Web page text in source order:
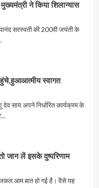
ने किया शिलान्यास
सरस्वती की 200वी जयंती के
स्वागत
साय अपने निर्धारित कार्यक्रम के
जान लें इसके दुष्परिणाम
आम बात हो गई है। वैसे यह